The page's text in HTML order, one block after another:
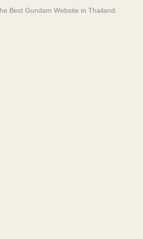
Best Gundam Website in Thailand.